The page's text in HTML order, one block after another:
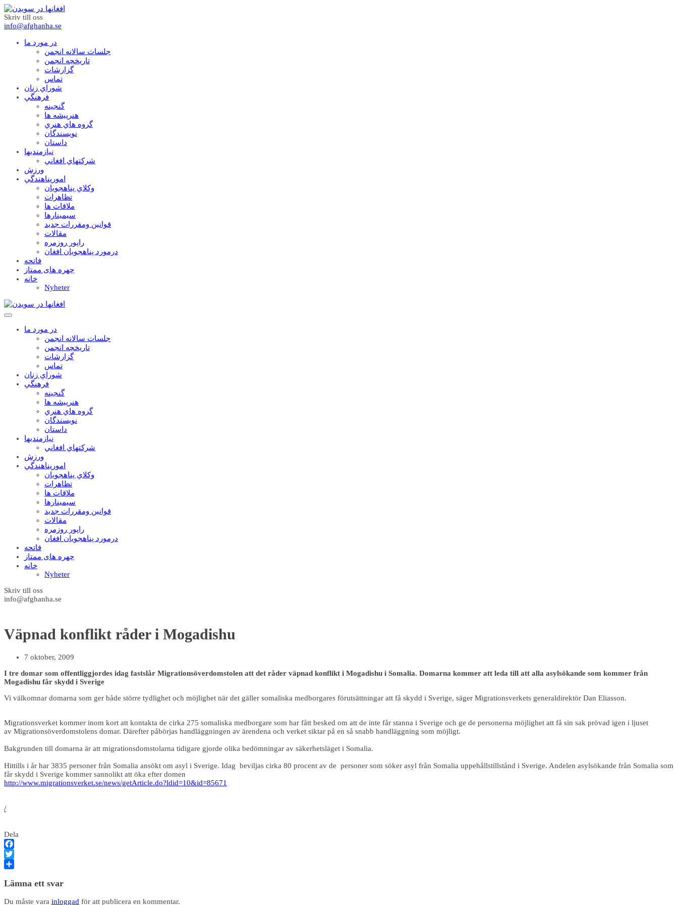
Skriv till oss
info@afghanha.se
در مورد ما
جلسات سالانه انجمن
تاریخچه انجمن
گزارشات
تماس
شوراي زنان
فرهنگي
گنجينه
هنرپيشه ها
گروه هاي هنري
نويسندگان
داستان
نيازمنديها
شرکتهاي افغاني
ورزش
امورپناهندگي
وکلاي پناهجويان
تظاهرات
ملاقات ها
سيمينارها
قوانين ومقررات جديد
مقالات
راپور روزمره
درمورد پناهجويان افغان
فاتحه
چهره های ممتاز
خانه
Nyheter
در مورد ما
جلسات سالانه انجمن
تاریخچه انجمن
گزارشات
تماس
شوراي زنان
فرهنگي
گنجينه
هنرپيشه ها
گروه هاي هنري
نويسندگان
داستان
نيازمنديها
شرکتهاي افغاني
ورزش
امورپناهندگي
وکلاي پناهجويان
تظاهرات
ملاقات ها
سيمينارها
قوانين ومقررات جديد
مقالات
راپور روزمره
درمورد پناهجويان افغان
فاتحه
چهره های ممتاز
خانه
Nyheter
Skriv till oss
info@afghanha.se
Väpnad konflikt råder i Mogadishu
7 oktober, 2009
I tre domar som offentliggjordes idag fastslår Migrationsöverdomstolen att det råder väpnad konflikt i Mogadishu i Somalia. Domarna kommer att leda till att alla asylsökande som kommer från
Mogadishu får skydd i Sverige
Vi välkomnar domarna som ger både större tydlighet och möjlighet när det gäller somaliska medborgares förutsättningar att få skydd i Sverige, säger Migrationsverkets generaldirektör Dan Eliasson.
Migrationsverket kommer inom kort att kontakta de cirka 275 somaliska medborgare som har fått besked om att de inte får stanna i Sverige och ge de personerna möjlighet att få sin sak prövad igen i ljuset
av Migrationsöverdomstolens domar. Därefter påbörjas handläggningen av ärendena och verket siktar på en så snabb handläggning som möjligt.
Bakgrunden till domarna är att migrationsdomstolarna tidigare gjorde olika bedömningar av säkerhetsläget i Somalia.
Hittills i år har 3835 personer från Somalia ansökt om asyl i Sverige. Idag beviljas cirka 80 procent av de personer som söker asyl från Somalia uppehållstillstånd i Sverige. Andelen asylsökande från Somalia som
får skydd i Sverige kommer sannolikt att öka efter domen
http://www.migrationsverket.se/news/getArticle.do?ldid=10&id=85671
/
Dela
Facebook
Twitter
Lämna ett svar
Du måste vara inloggad för att publicera en kommentar.